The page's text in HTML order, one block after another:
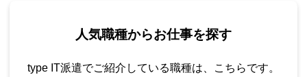
人気職種からお仕事を探す
type IT派遣でご紹介している職種は、こちらです。